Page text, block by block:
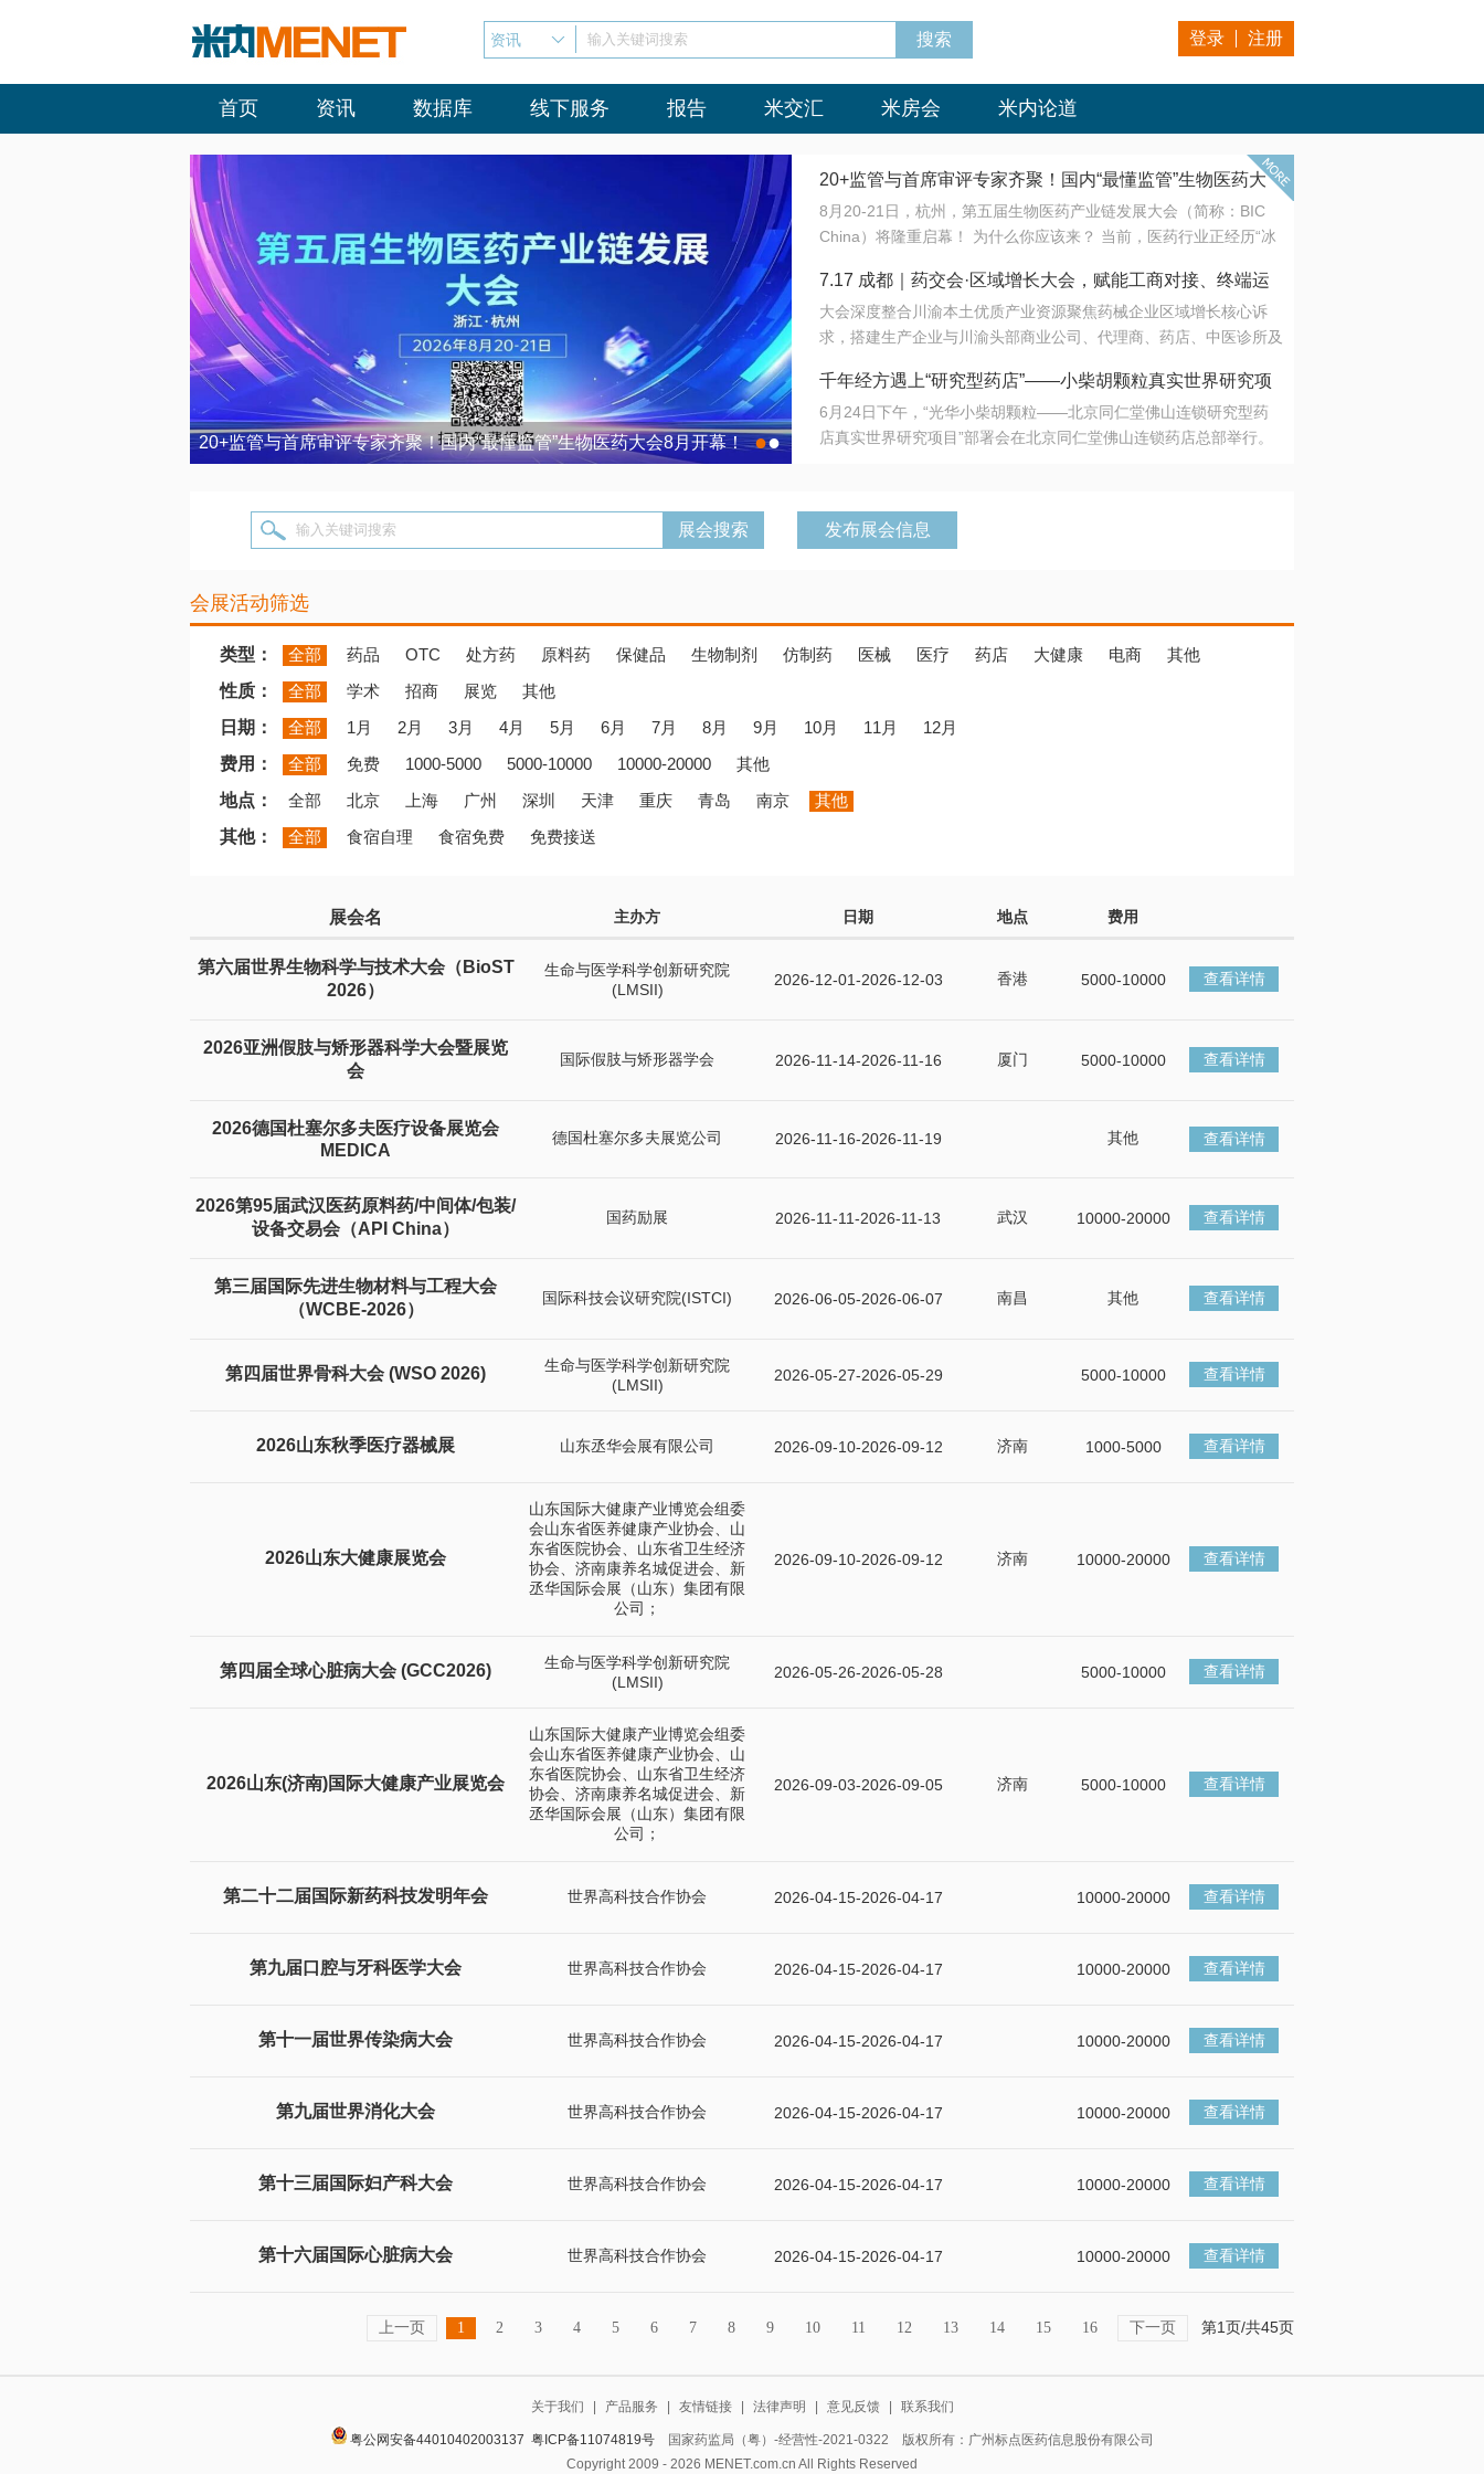
资讯 输入关键词搜索 登录 注册
首页 资讯 数据库 线下服务 报告 米交汇 米房会 米内论道
20+监管与首席审评专家齐聚！国内“最懂监管”生物医药大会8月开幕！ 7.17 成都｜药交会·区域增长大会，赋能工商对接、终端运营
●●
20+监管与首席审评专家齐聚！国内“最懂监管”生物医药大
会8月开幕！
8月20-21日，杭州，第五届生物医药产业链发展大会（简称：BIC
China）将隆重启幕！ 为什么你应该来？ 当前，医药行业正经历“冰
法正重新定义研发效率；另一端是创新药“最后一公里”的支付与入院
难题，呼唤更成熟的产业生态。 同质化“内卷”已无出路，全产业链协
同与出海能力建设才是破局关键。 本届大会以 “重构生态，定义未
算力突围；从中药创新、复杂药物制剂、CGT、多肽与小核酸的技
术攻坚，到CDMO的柔性智造。 我们致力于打破壁垒，让“实验
室”与“生产线”、“研发端”与“支付端”深度对话，更让监管、产业、资
7.17 成都｜药交会·区域增长大会，赋能工商对接、终端运
营
大会深度整合川渝本土优质产业资源聚焦药械企业区域增长核心诉
求，搭建生产企业与川渝头部商业公司、代理商、药店、中医诊所及
域增量份额夯实西南市场战略布局
千年经方遇上“研究型药店”——小柴胡颗粒真实世界研究项
目在北京同仁堂佛山连锁启动
6月24日下午，“光华小柴胡颗粒——北京同仁堂佛山连锁研究型药
店真实世界研究项目”部署会在北京同仁堂佛山连锁药店总部举行。
输入关键词搜索 发布展会信息
会展活动筛选
类型： 全部 药品 OTC 处方药 原料药 保健品 生物制剂 仿制药 医械 医疗 药店 大健康 电商
其他
性质：
全部 学术 招商 展览
其他
日期：
全部 1月 2月 3月 4月 5月 6月 7月 8月 9月 10月 11月
12月
费用：
全部 免费 1000-5000 5000-10000 10000-20000
其他
地点：
全部 北京 上海 广州 深圳 天津 重庆 青岛 南京
其他
其他：
全部 食宿自理 食宿免费 免费接送
展会名 主办方 日期 地点 费用
第六届世界生物科学与技术大会（BioST
2026）
生命与医学科学创新研究院
(LMSII)
2026-12-01-2026-12-03 香港 5000-10000 查看详情
2026亚洲假肢与矫形器科学大会暨展览
会
国际假肢与矫形器学会 2026-11-14-2026-11-16 厦门 5000-10000 查看详情
2026德国杜塞尔多夫医疗设备展览会
MEDICA
德国杜塞尔多夫展览公司 2026-11-16-2026-11-19 其他 查看详情
2026第95届武汉医药原料药/中间体/包装/
设备交易会（API China）
国药励展 2026-11-11-2026-11-13 武汉 10000-20000 查看详情
第三届国际先进生物材料与工程大会
（WCBE-2026）
国际科技会议研究院(ISTCI) 2026-06-05-2026-06-07 南昌 其他 查看详情
第四届世界骨科大会 (WSO 2026)
生命与医学科学创新研究院
(LMSII)
2026-05-27-2026-05-29 5000-10000 查看详情
2026山东秋季医疗器械展 山东丞华会展有限公司 2026-09-10-2026-09-12 济南 1000-5000 查看详情
2026山东大健康展览会
山东国际大健康产业博览会组委
会山东省医养健康产业协会、山
东省医院协会、山东省卫生经济
协会、济南康养名城促进会、新
丞华国际会展（山东）集团有限
公司；
2026-09-10-2026-09-12 济南 10000-20000 查看详情
第四届全球心脏病大会 (GCC2026)
生命与医学科学创新研究院
(LMSII)
2026-05-26-2026-05-28 5000-10000 查看详情
2026山东(济南)国际大健康产业展览会
山东国际大健康产业博览会组委
会山东省医养健康产业协会、山
东省医院协会、山东省卫生经济
协会、济南康养名城促进会、新
丞华国际会展（山东）集团有限
公司；
2026-09-03-2026-09-05 济南 5000-10000 查看详情
第二十二届国际新药科技发明年会 世界高科技合作协会 2026-04-15-2026-04-17 10000-20000 查看详情
第九届口腔与牙科医学大会 世界高科技合作协会 2026-04-15-2026-04-17 10000-20000 查看详情
第十一届世界传染病大会 世界高科技合作协会 2026-04-15-2026-04-17 10000-20000 查看详情
第九届世界消化大会 世界高科技合作协会 2026-04-15-2026-04-17 10000-20000 查看详情
第十三届国际妇产科大会 世界高科技合作协会 2026-04-15-2026-04-17 10000-20000 查看详情
第十六届国际心脏病大会 世界高科技合作协会 2026-04-15-2026-04-17 10000-20000 查看详情
上一页 1 2 3 4 5 6 7 8 9 10 11 12 13 14 15 16 下一页 第1页/共45页
关于我们 产品服务 友情链接 法律声明 意见反馈 联系我们
粤公网安备44010402003137 粤ICP备11074819号国家药监局（粤）-经营性-2021-0322 版权所有：广州标点医药信息股份有限公司
Copyright 2009 - 2026 MENET.com.cn All Rights Reserved